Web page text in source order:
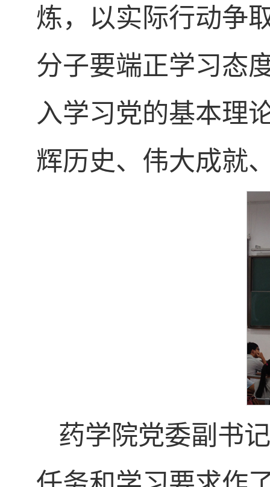
炼，以实际行动争
分子要端正学习态
入学习党的基本理
辉历史、伟大成就
药学院党委副书